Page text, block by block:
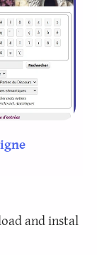
and instal